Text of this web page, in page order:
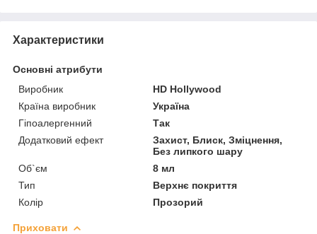
Характеристики
Основні атрибути
Виробник
HD Hollywood
Країна виробник
Україна
Гіпоалергенний
Так
Додатковий ефект
Захист, Блиск, Зміцнення,
Без липкого шару
Об`єм
8 мл
Тип
Верхнє покриття
Колір
Прозорий
Приховати